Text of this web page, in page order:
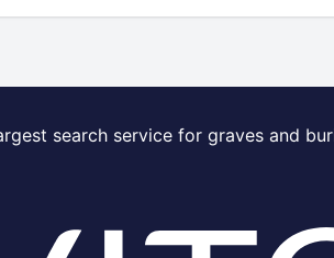
search service for graves and